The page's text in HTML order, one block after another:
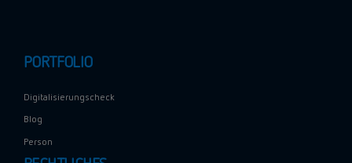
PORTFOLIO
Digitalisierungscheck
Blog
Person